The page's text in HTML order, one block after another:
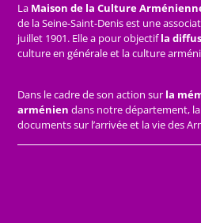
La Maison de la Culture
de la Seine-Saint-Denis est une
juillet 1901. Elle a pour objectifla
culture en générale et la culture
Dans le cadre de son action sur la
arménien dans notre département,
documents sur l’arrivée et la vie des